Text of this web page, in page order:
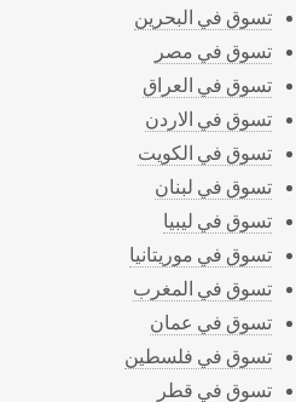
تسوق في البحرين
تسوق في مصر
تسوق في العراق
تسوق في الاردن
تسوق في الكويت
تسوق في لبنان
تسوق في ليبيا
تسوق في موريتانيا
تسوق في المغرب
تسوق في عمان
تسوق في فلسطين
تسوق في قطر